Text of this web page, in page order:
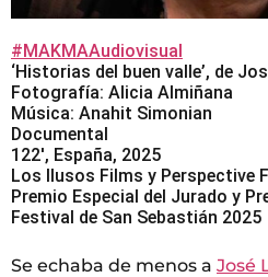
#MAKMAAudiovisual
‘Historias del buen valle’, de
Fotografía: Alicia Almiñana
Música: Anahit Simonian
Documental
122′, España, 2025
Los Ilusos Films y Perspective
Premio Especial del Jurado y
Festival de San Sebastián 2025
Se echaba de menos a José